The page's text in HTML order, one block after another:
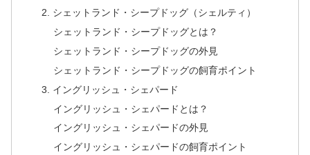
2. シェットランド・シープドッグ（シェルティ）
シェットランド・シープドッグとは？
シェットランド・シープドッグの外見
シェットランド・シープドッグの飼育ポイント
3. イングリッシュ・シェパード
イングリッシュ・シェパードとは？
イングリッシュ・シェパードの外見
イングリッシュ・シェパードの飼育ポイント